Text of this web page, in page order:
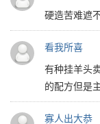
硬造苦难遮
看我所喜
有种挂羊头
的配方但是
寡人出大恭